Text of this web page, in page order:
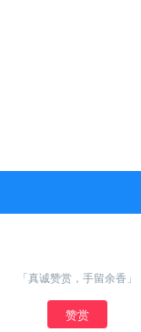
「真诚赞赏，手留余香」
赞赏